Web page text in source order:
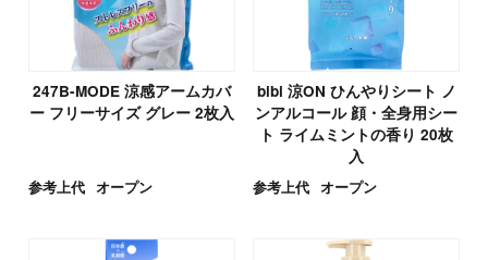
247B-MODE 涼感アームカバ
ー フリーサイズ グレー 2枚入
参考上代 オープン
bibi 涼ON ひんやりシート ノ
ンアルコール 顔・全身用シー
ト ライムミントの香り 20枚
入
参考上代 オープン